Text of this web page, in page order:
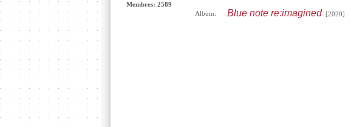
Membres: 2589
Album: Blue note re:imagined[2020]